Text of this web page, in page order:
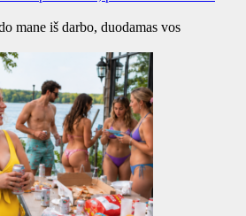
mane iš darbo, duodamas vos